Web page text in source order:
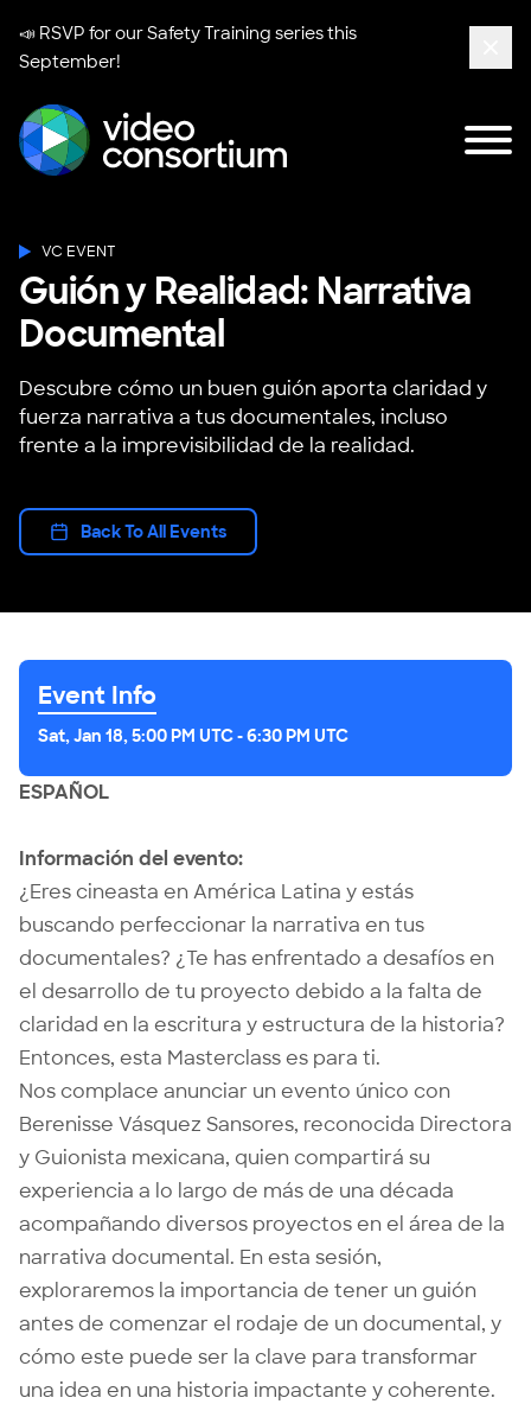
📣 RSVP for ourSafety Training seriesthis
September!
VC EVENT
Guión y Realidad: Narrativa
Documental
Descubre cómo un buen guión aporta claridad y
fuerza narrativa a tus documentales, incluso
frente a la imprevisibilidad de la realidad.
Back To All Events
ESPAÑOL
Información del evento:
¿Eres cineasta en América Latina y estás
buscando perfeccionar la narrativa en tus
documentales? ¿Te has enfrentado a desafíos en
el desarrollo de tu proyecto debido a la falta de
claridad en la escritura y estructura de la historia?
Entonces, esta Masterclass es para ti.
Nos complace anunciar un evento único con
Berenisse Vásquez Sansores, reconocida Directora
y Guionista mexicana, quien compartirá su
experiencia a lo largo de más de una década
acompañando diversos proyectos en el área de la
narrativa documental. En esta sesión,
exploraremos la importancia de tener un guión
antes de comenzar el rodaje de un documental, y
cómo este puede ser la clave para transformar
una idea en una historia impactante y coherente.
Event Info
Sat, Jan 18, 5:00 PM UTC-6:30 PM UTC